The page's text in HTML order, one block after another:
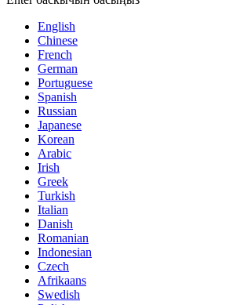
English
Chinese
French
German
Portuguese
Spanish
Russian
Japanese
Korean
Arabic
Irish
Greek
Turkish
Italian
Danish
Romanian
Indonesian
Czech
Afrikaans
Swedish